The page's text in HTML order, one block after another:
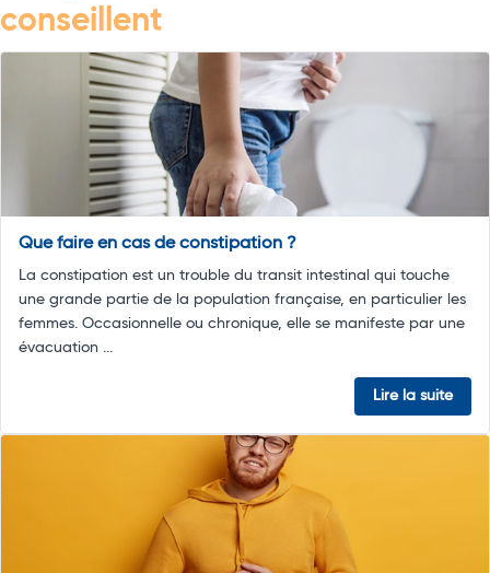
conseillent
Que faire en cas de constipation ?
La constipation est un trouble du transit intestinal qui touche
une grande partie de la population française, en particulier les
femmes. Occasionnelle ou chronique, elle se manifeste par une
évacuation ...
Lire la suite